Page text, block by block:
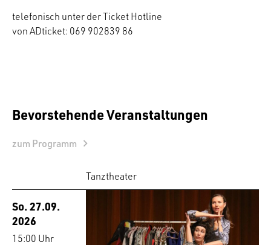
telefonisch unter der Ticket Hotline
von ADticket: 069 902839 86
Bevorstehende Veranstaltungen
zum Programm
Tanztheater
So. 27.09.
2026
15:00 Uhr